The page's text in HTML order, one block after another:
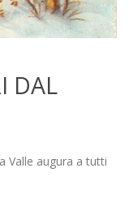
DAL
Valle augura a tutti